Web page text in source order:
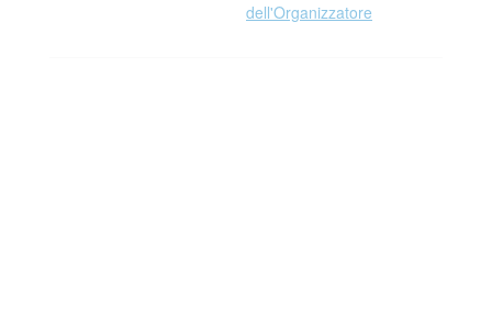
dell'Organizzatore